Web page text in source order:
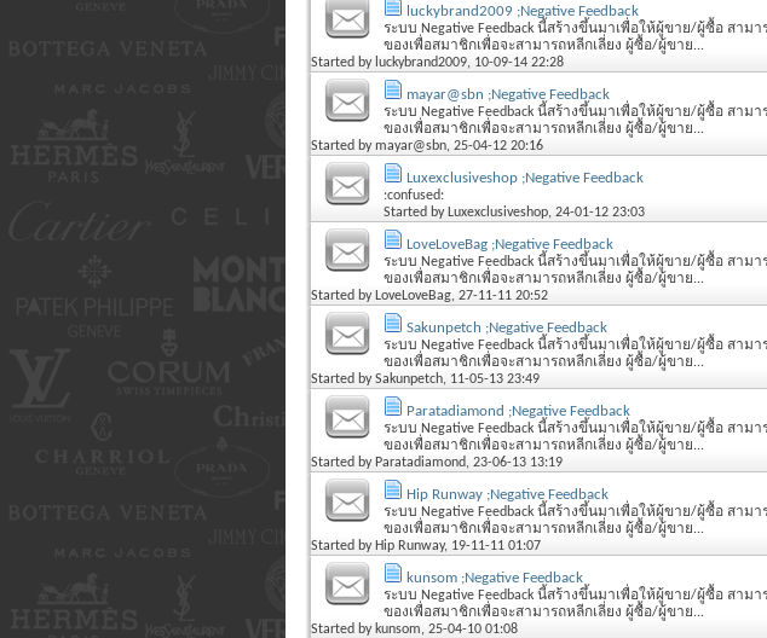
luckybrand2009 ;Negative Feedback
ระบบ Negative Feedback นี้สร้างขึ้นมาเพื่อให้ผู้ขาย/ผู้ซื้อ สา
ของเพื่อสมาชิกเพื่อจะสามารถหลีกเลี่ยง ผู้ซื้อ/ผู้ขาย...
Started by luckybrand2009, 10-09-14 22:28
mayar@sbn ;Negative Feedback
ระบบ Negative Feedback นี้สร้างขึ้นมาเพื่อให้ผู้ขาย/ผู้ซื้อ สา
ของเพื่อสมาชิกเพื่อจะสามารถหลีกเลี่ยง ผู้ซื้อ/ผู้ขาย...
Started bymayar@sbn, 25-04-12 20:16
Luxexclusiveshop ;Negative Feedback
:confused:
Started by Luxexclusiveshop, 24-01-12 23:03
LoveLoveBag ;Negative Feedback
ระบบ Negative Feedback นี้สร้างขึ้นมาเพื่อให้ผู้ขาย/ผู้ซื้อ สา
ของเพื่อสมาชิกเพื่อจะสามารถหลีกเลี่ยง ผู้ซื้อ/ผู้ขาย...
Started by LoveLoveBag, 27-11-11 20:52
Sakunpetch ;Negative Feedback
ระบบ Negative Feedback นี้สร้างขึ้นมาเพื่อให้ผู้ขาย/ผู้ซื้อ สา
ของเพื่อสมาชิกเพื่อจะสามารถหลีกเลี่ยง ผู้ซื้อ/ผู้ขาย...
Started bySakunpetch, 11-05-13 23:49
Paratadiamond ;Negative Feedback
ระบบ Negative Feedback นี้สร้างขึ้นมาเพื่อให้ผู้ขาย/ผู้ซื้อ สา
ของเพื่อสมาชิกเพื่อจะสามารถหลีกเลี่ยง ผู้ซื้อ/ผู้ขาย...
Started by Paratadiamond, 23-06-13 13:19
Hip Runway ;Negative Feedback
ระบบ Negative Feedback นี้สร้างขึ้นมาเพื่อให้ผู้ขาย/ผู้ซื้อ สา
ของเพื่อสมาชิกเพื่อจะสามารถหลีกเลี่ยง ผู้ซื้อ/ผู้ขาย...
Started by Hip Runway, 19-11-11 01:07
kunsom ;Negative Feedback
ระบบ Negative Feedback นี้สร้างขึ้นมาเพื่อให้ผู้ขาย/ผู้ซื้อ สา
ของเพื่อสมาชิกเพื่อจะสามารถหลีกเลี่ยง ผู้ซื้อ/ผู้ขาย...
Started by kunsom, 25-04-10 01:08